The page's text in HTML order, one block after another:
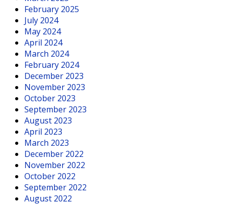
February 2025
July 2024
May 2024
April 2024
March 2024
February 2024
December 2023
November 2023
October 2023
September 2023
August 2023
April 2023
March 2023
December 2022
November 2022
October 2022
September 2022
August 2022